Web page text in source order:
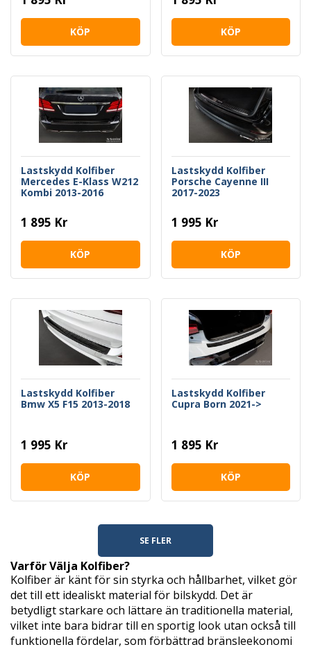
KÖP KÖP
Lastskydd Kolfiber
Mercedes E-Klass W212
Kombi 2013-2016
1 895 Kr
KÖP
Lastskydd Kolfiber
Porsche Cayenne III
2017-2023
1 995 Kr
KÖP
Lastskydd Kolfiber
Bmw X5 F15 2013-2018
1 995 Kr
KÖP
Lastskydd Kolfiber
Cupra Born 2021->
1 895 Kr
KÖP
SE FLER
Varför Välja Kolfiber?
Kolfiber är känt för sin styrka och hållbarhet, vilket gör
det till ett idealiskt material för bilskydd. Det är
betydligt starkare och lättare än traditionella material,
vilket inte bara bidrar till en sportig look utan också till
funktionella fördelar, som förbättrad bränsleekonomi